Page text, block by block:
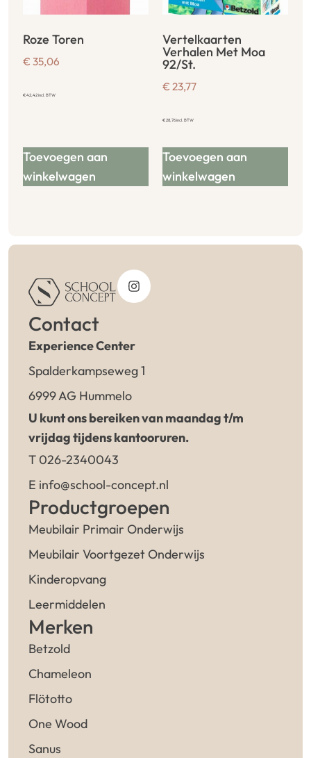
Roze Toren
€ 35,06
€42,42incl. BTW
Toevoegen aan
winkelwagen
Vertelkaarten
Verhalen Met Moa
92/St.
€ 23,77
€28,76incl. BTW
Toevoegen aan
winkelwagen
Contact
Experience Center
Spalderkampseweg 1
6999 AG Hummelo
U kunt ons bereiken van maandag t/m
vrijdag tijdens kantooruren.
T 026-2340043
E info@school-concept.nl
Productgroepen
Meubilair Primair Onderwijs
Meubilair Voortgezet Onderwijs
Kinderopvang
Leermiddelen
Merken
Betzold
Chameleon
Flötotto
One Wood
Sanus